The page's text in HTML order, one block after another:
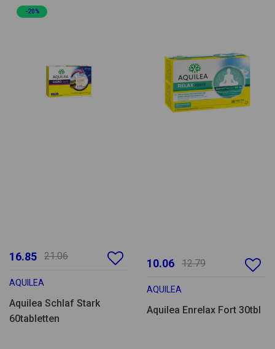
-20%
16.85 21.06
AQUILEA
Aquilea Schlaf Stark
60tabletten
10.06 12.79
AQUILEA
Aquilea Enrelax Fort 30tbl